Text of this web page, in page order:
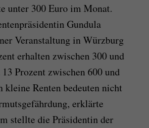
unter 300 Euro im Monat.
Gundula
Veranstaltung in Würzburg
erhalten zwischen 300 und
Prozent zwischen 600 und
kleine Renten bedeuten nicht
erklärte
stellte die Präsidentin der